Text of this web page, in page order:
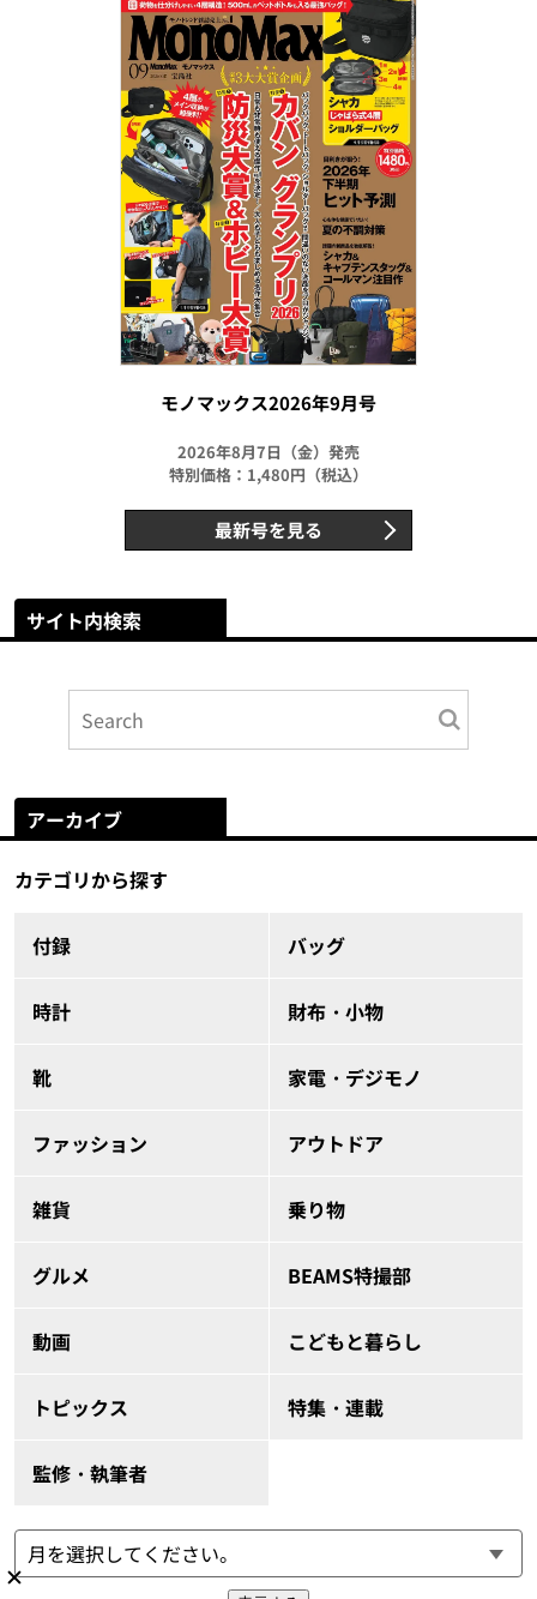
モノマックス2026年9月号
2026年8月7日（金）発売
特別価格：1,480円（税込）
最新号を見る
サイト内検索
アーカイブ
カテゴリから探す
付録 バッグ
時計 財布・小物
靴 家電・デジモノ
ファッション アウトドア
雑貨 乗り物
グルメ BEAMS特撮部
動画 こどもと暮らし
トピックス 特集・連載
監修・執筆者